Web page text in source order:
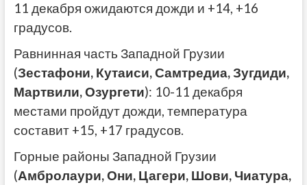
11 декабря ожидаются дожди и +14, +16
градусов.
Равнинная часть Западной Грузии
(Зестафони, Кутаиси, Самтредиа, Зугдиди,
Мартвили, Озургети): 10-11 декабря
местами пройдут дожди, температура
составит +15, +17 градусов.
Горные районы Западной Грузии
(Амбролаури, Они, Цагери, Шови, Чиатура,